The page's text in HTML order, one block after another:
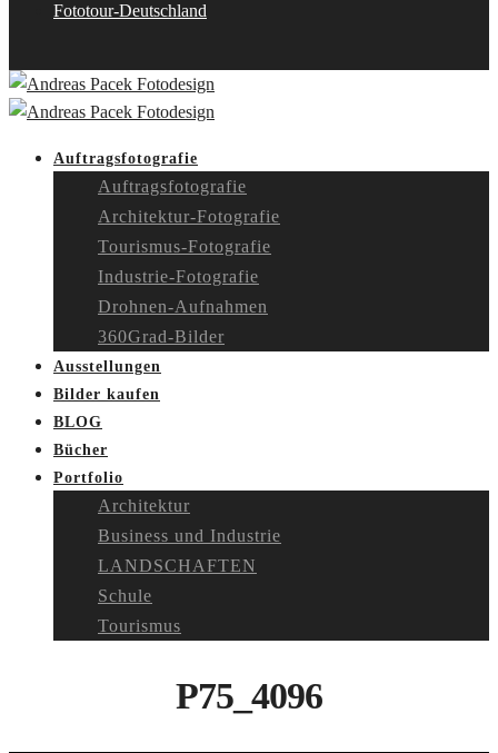
Fototour-Deutschland
Auftragsfotografie
Auftragsfotografie
Architektur-Fotografie
Tourismus-Fotografie
Industrie-Fotografie
Drohnen-Aufnahmen
360Grad-Bilder
Ausstellungen
Bilder kaufen
BLOG
Bücher
Portfolio
Architektur
Business und Industrie
LANDSCHAFTEN
Schule
Tourismus
P75_4096